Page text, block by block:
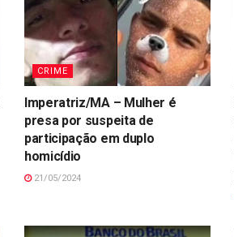
CRIME
Imperatriz/MA – Mulher é
presa por suspeita de
participação em duplo
homicídio
21/05/2024